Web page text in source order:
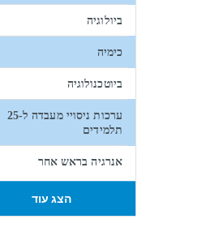
ביולוגיה
כימיה
ביוטכנולוגיה
ערכות ניסויי מעבדה ל-25
תלמידים
אנרגיה בראש אחר
הצג עוד